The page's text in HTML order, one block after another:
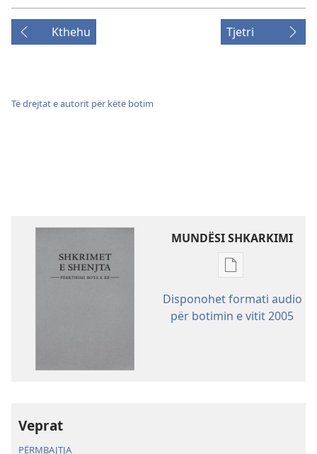
Kthehu Tjetri
Të drejtat e autorit për këtë botim
MUNDËSI SHKARKIMI
Mundësitë
shkarkimit
për
Disponohet formati audio
për botimin e vitit 2005
Veprat
PËRMBAJTJA